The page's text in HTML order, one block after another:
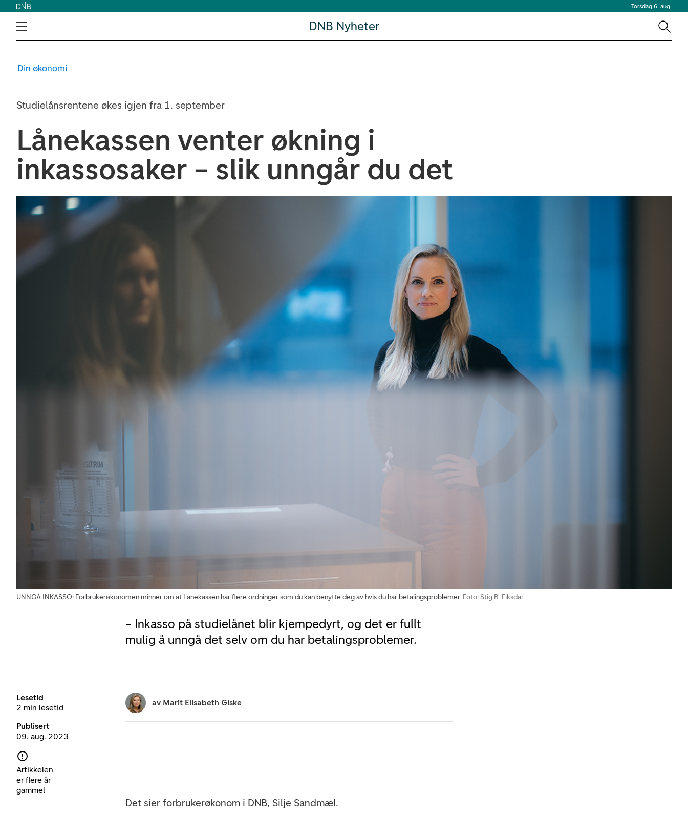
Torsdag 6. aug.
DNB Nyheter
Din økonomi
Studielånsrentene økes igjen fra 1. september
Lånekassen venter økning i
inkassosaker – slik unngår du det
– Inkasso på studielånet blir kjempedyrt, og det er fullt
mulig å unngå det selv om du har betalingsproblemer.
UNNGÅ INKASSO: Forbrukerøkonomen minner om at Lånekassen har flere ordninger som du kan benytte deg av hvis du har betalingsproblemer. Foto: Stig B. Fiksdal
Lesetid
2 min lesetid
Publisert
09. aug. 2023
Artikkelen
er flere år
gammel
av Marit Elisabeth Giske
Det sier forbrukerøkonom i DNB, Silje Sandmæl.